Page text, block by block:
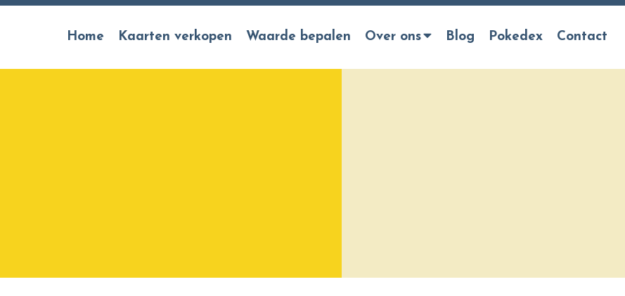
Home Kaarten verkopen Waarde bepalen Over ons Blog Pokedex Contact